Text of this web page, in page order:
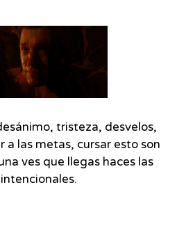
tristeza, desvelos,
a las metas, cursar esto son
ves que llegas haces las